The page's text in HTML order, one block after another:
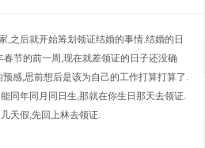
,之后就开始筹划领证结婚的事情.结婚的日
节的前一周,现在就差领证的日子还没确
感,思前想后是该为自己的工作打算打算了.
同年同月同日生,那就在你生日那天去领证.
天假,先回上林去领证.